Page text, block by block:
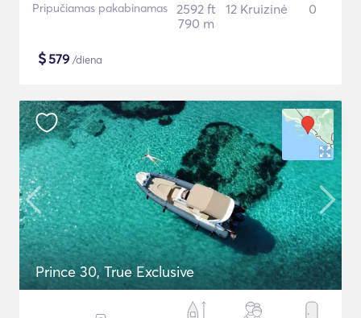
Pripučiamas pakabinamas
2592 ft
790 m
12 Kruizinė 0
$579 /diena
Prince 30, True Exclusive